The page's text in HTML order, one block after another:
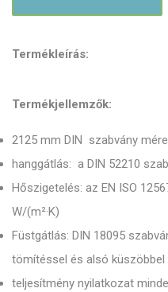
Termékleírás:
Termékjellemzők:
2125 mm DIN szabvány
hanggátlás: a DIN 52210
Hőszigetelés: az EN ISO
W/(m²·K)
Füstgátlás: DIN 18095
tömítéssel és alsó küszöbbel
teljesítmény nyilatkozat